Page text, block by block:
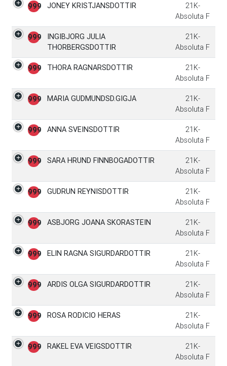
999 JONEY KRISTJANSDOTTIR
21K-
Absoluta F
999
INGIBJORG JULIA
THORBERGSDOTTIR
21K-
Absoluta F
999 THORA RAGNARSDOTTIR
21K-
Absoluta F
999 MARIA GUDMUNDSD.GIGJA
21K-
Absoluta F
999 ANNA SVEINSDOTTIR
21K-
Absoluta F
999 SARA HRUND FINNBOGADOTTIR
21K-
Absoluta F
999 GUDRUN REYNISDOTTIR
21K-
Absoluta F
999 ASBJORG JOANA SKORASTEIN
21K-
Absoluta F
999 ELIN RAGNA SIGURDARDOTTIR
21K-
Absoluta F
999 ARDIS OLGA SIGURDARDOTTIR
21K-
Absoluta F
999 ROSA RODICIO HERAS
21K-
Absoluta F
999 RAKEL EVA VEIGSDOTTIR
21K-
Absoluta F